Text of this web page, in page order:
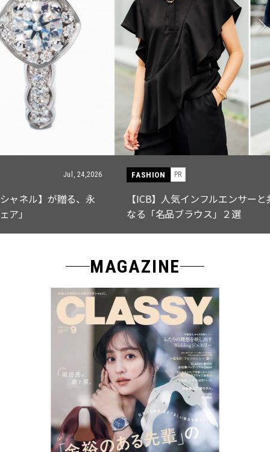
PR
【ICB】人気インフルエンサーと共同制作! 週5で着たく
なる「名品ブラウス」２選
MAGAZINE